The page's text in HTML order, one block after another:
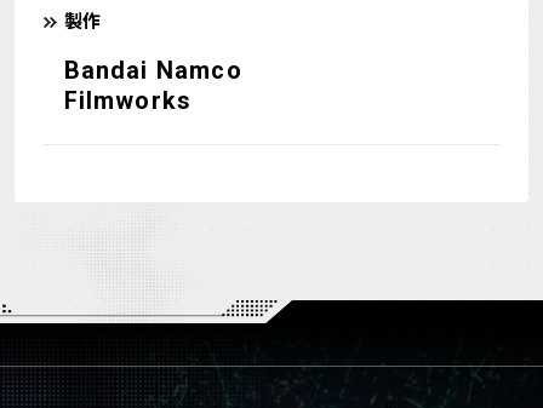
製作
Bandai Namco
Filmworks